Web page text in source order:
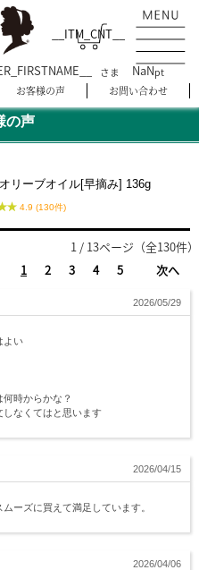
__ITM_CNT__
さま NaNpt
お客様の声 お問い合わせ
の声
リーブオイル[早摘み] 136g
4.9 (130件)
1 / 13ページ（全130件）
1
2 3 4 5 次へ
2026/05/29
よい
時からかな？
なくてはと思います
2026/04/15
ーズに買えて満足しています。
2026/04/06